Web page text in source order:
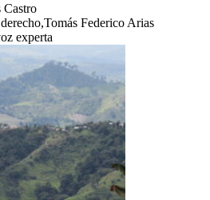
Castro
Federico Arias
experta